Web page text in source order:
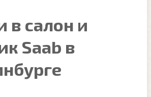
в салон и
Saab в